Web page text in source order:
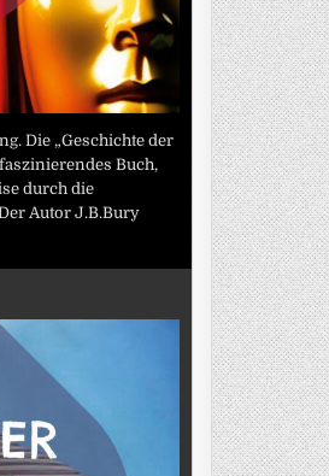
Die „Geschichte der
Buch,
durch die
Autor J.B.Bury